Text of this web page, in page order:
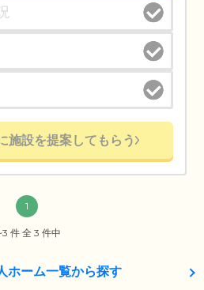
施設を提案してもらう
1
件 全 3 件中
ホーム一覧から探す